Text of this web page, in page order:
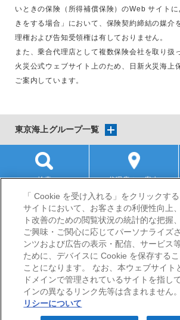
いときの保険（所得補償保険）のWeb サイト
きをする場合」において、保険契約締結の媒介
理権および告知受領権は有しておりません。
また、乗合代理店として複数保険会社を取り扱
火災公式ウェブサイト上のため、日新火災海上
ご案内しています。
東京海上グループ一覧
検索 代理店のご案内
サイトマップ 当サイトのご利用にあ
プライバシーポリシー
（個人情報のお取扱いにつ
© Nisshin Fire & Marine Insurance
「 Cookie を受け入れる」をクリックす
サイトにおいて、お客さまの利便性向上
ト改善のための閲覧状況の統計的な把握
ご興味・ご関心に応じてパーソナライズ
ンツおよび広告の表示・配信、サービス
ために、デバイスに Cookie を保存する
ことになります。 なお、本ウェブサイト
ドメインで管理されているサイトを指し
インの異なるリンク先等は含まれません。
リシーについて